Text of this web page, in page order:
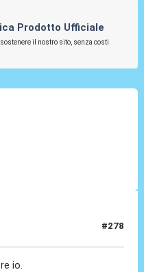
Prodotto Ufficiale
il nostro sito, senza costi
#278
io.